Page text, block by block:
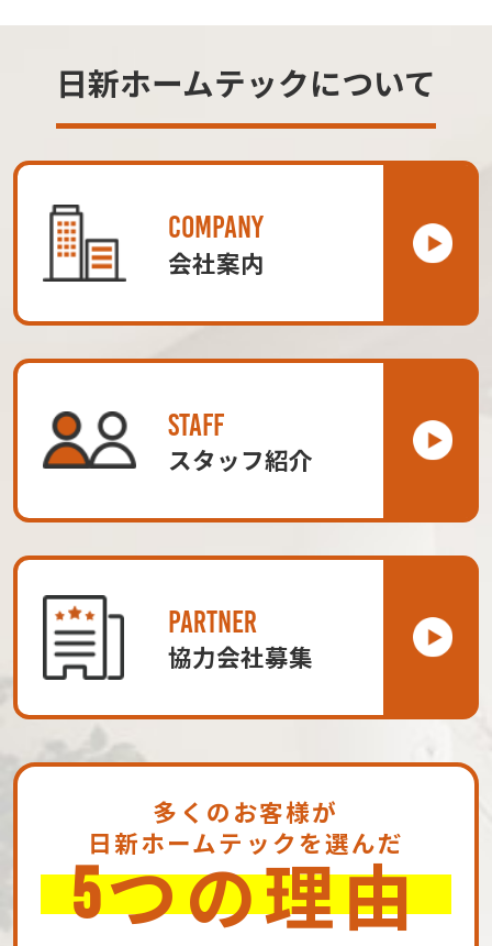
日新ホームテックについて
COMPANY
会社案内
STAFF
スタッフ紹介
PARTNER
協力会社募集
多くのお客様が
日新ホームテックを選んだ
5つの理由